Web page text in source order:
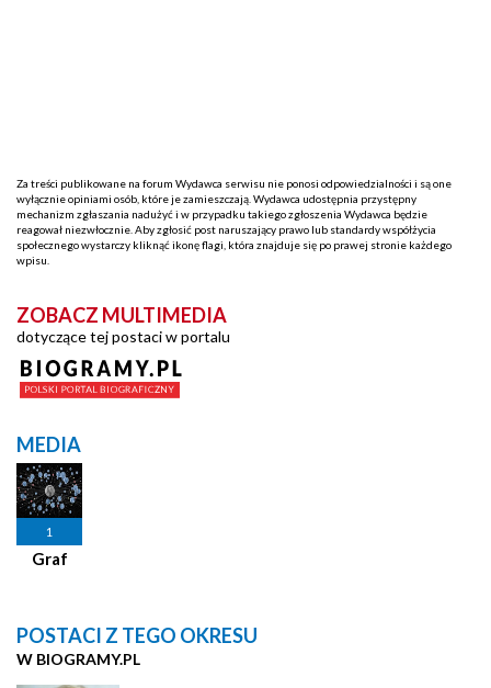
Za treści publikowane na forum Wydawca serwisu nie ponosi odpowiedzialności i są one
wyłącznie opiniami osób, które je zamieszczają. Wydawca udostępnia przystępny
mechanizm zgłaszania nadużyć i w przypadku takiego zgłoszenia Wydawca będzie
reagował niezwłocznie. Aby zgłosić post naruszający prawo lub standardy współżycia
społecznego wystarczy kliknąć ikonę flagi, która znajduje się po prawej stronie każdego
wpisu.
ZOBACZ MULTIMEDIA
dotyczące tej postaci w portalu
MEDIA
1
Graf
POSTACI Z TEGO OKRESU
W BIOGRAMY.PL